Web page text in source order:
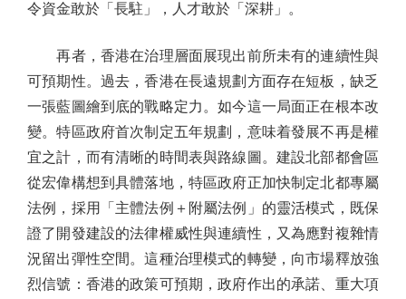
令資金敢於「長駐」，人才敢於「深耕」。
再者，香港在治理層面展現出前所未有的連續性與
可預期性。過去，香港在長遠規劃方面存在短板，缺乏
一張藍圖繪到底的戰略定力。如今這一局面正在根本改
變。特區政府首次制定五年規劃，意味着發展不再是權
宜之計，而有清晰的時間表與路線圖。建設北部都會區
從宏偉構想到具體落地，特區政府正加快制定北都專屬
法例，採用「主體法例＋附屬法例」的靈活模式，既保
證了開發建設的法律權威性與連續性，又為應對複雜情
況留出彈性空間。這種治理模式的轉變，向市場釋放強
烈信號：香港的政策可預期，政府作出的承諾、重大項